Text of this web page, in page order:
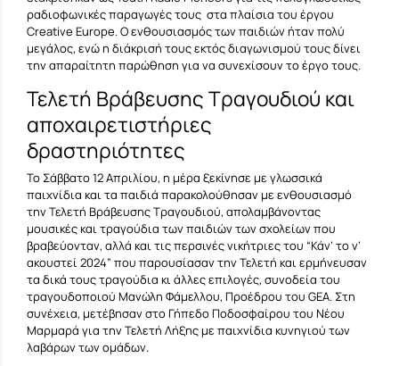
ραδιοφωνικές παραγωγές τους στα πλαίσια του έργου
Creative Europe. Ο ενθουσιασμός των παιδιών ήταν πολύ
μεγάλος, ενώ η διάκρισή τους εκτός διαγωνισμού τους δίνει
την απαραίτητη παρώθηση για να συνεχίσουν το έργο τους.
Τελετή Βράβευσης Τραγουδιού και
αποχαιρετιστήριες
δραστηριότητες
Το Σάββατο 12 Απριλίου, η μέρα ξεκίνησε με γλωσσικά
παιχνίδια και τα παιδιά παρακολούθησαν με ενθουσιασμό
την Τελετή Βράβευσης Τραγουδιού, απολαμβάνοντας
μουσικές και τραγούδια των παιδιών των σχολείων που
βραβεύονταν, αλλά και τις περσινές νικήτριες του “Κάν’ το ν’
ακουστεί 2024” που παρουσίασαν την Τελετή και ερμήνευσαν
τα δικά τους τραγούδια κι άλλες επιλογές, συνοδεία του
τραγουδοποιού Μανώλη Φάμελλου, Προέδρου του GEA. Στη
συνέχεια, μετέβησαν στο Γήπεδο Ποδοσφαίρου του Νέου
Μαρμαρά για την Τελετή Λήξης με παιχνίδια κυνηγιού των
λαβάρων των ομάδων.